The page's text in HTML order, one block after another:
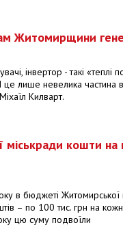
Житомирщини
інвертор - такі
І це лише невелика
Килварт.
міськради кошти
в бюджеті Житомирської
– по 100 тис. грн на
цю суму подвоїли